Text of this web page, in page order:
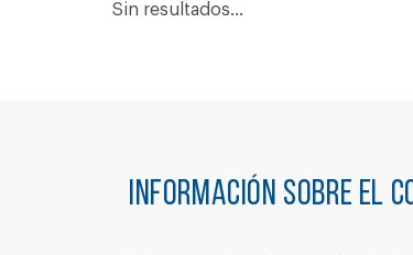
Sin resultados...
Información sobre el